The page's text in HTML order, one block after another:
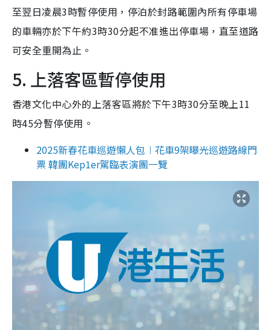
至翌日凌晨3時暫停使用，停泊於封路範圍內所有停車場
的車輛亦於下午約3時30分起不准進出停車場，直至道路
可安全重開為止。
5. 上落客區暫停使用
香港文化中心外的上落客區將於下午3時30分至晚上11
時45分暫停使用。
2025新春花車巡遊懶人包︱花車9架曝光巡遊路線門
票 韓團Kep1er駕臨表演團一覽